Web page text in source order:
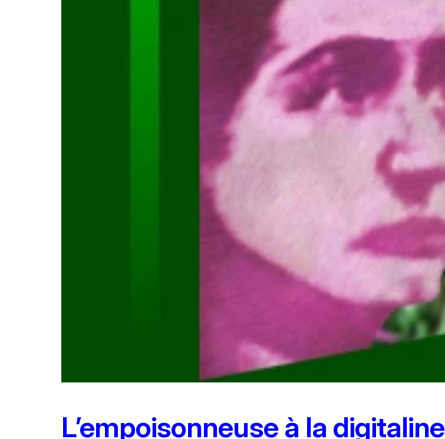
L’empoisonneuse à la digitaline